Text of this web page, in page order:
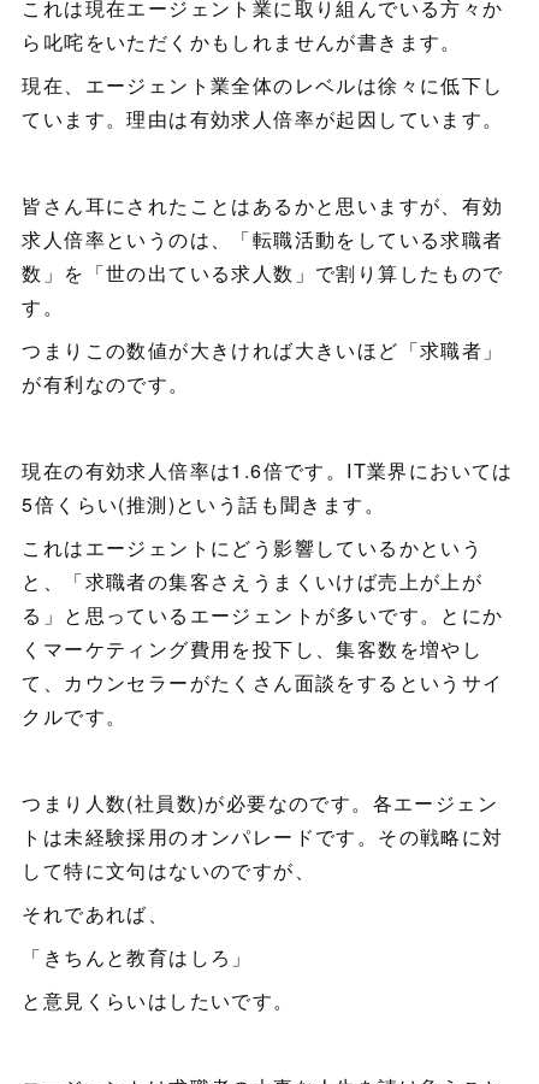
これは現在エージェント業に取り組んでいる方々か
ら叱咤をいただくかもしれませんが書きます。
現在、エージェント業全体のレベルは徐々に低下し
ています。理由は有効求人倍率が起因しています。
皆さん耳にされたことはあるかと思いますが、有効
求人倍率というのは、「転職活動をしている求職者
数」を「世の出ている求人数」で割り算したもので
す。
つまりこの数値が大きければ大きいほど「求職者」
が有利なのです。
現在の有効求人倍率は1.6倍です。IT業界においては
5倍くらい(推測)という話も聞きます。
これはエージェントにどう影響しているかという
と、「求職者の集客さえうまくいけば売上が上が
る」と思っているエージェントが多いです。とにか
くマーケティング費用を投下し、集客数を増やし
て、カウンセラーがたくさん面談をするというサイ
クルです。
つまり人数(社員数)が必要なのです。各エージェン
トは未経験採用のオンパレードです。その戦略に対
して特に文句はないのですが、
それであれば、
「きちんと教育はしろ」
と意見くらいはしたいです。